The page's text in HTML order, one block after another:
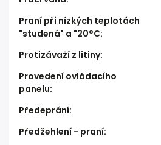
Praní při nízkých teplotách
"studená" a "20°C:
Protizávaží z litiny:
Provedení ovládacího
panelu:
Předeprání:
Předžehlení - praní: